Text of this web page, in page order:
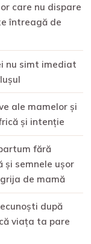
care nu dispare
întreagă de
nu simt imediat
ale mamelor și
și intenție
fără
și semnele ușor
de mamă
după
viața ta pare